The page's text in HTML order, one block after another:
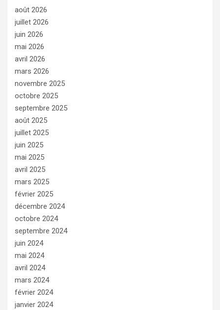
août 2026
juillet 2026
juin 2026
mai 2026
avril 2026
mars 2026
novembre 2025
octobre 2025
septembre 2025
août 2025
juillet 2025
juin 2025
mai 2025
avril 2025
mars 2025
février 2025
décembre 2024
octobre 2024
septembre 2024
juin 2024
mai 2024
avril 2024
mars 2024
février 2024
janvier 2024